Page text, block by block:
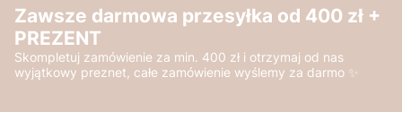
Zawsze darmowa przesyłka od 400 zł +
PREZENT
Skompletuj zamówienie za min. 400 zł i otrzymaj od nas
wyjątkowy preznet, całe zamówienie wyślemy za darmo ✨